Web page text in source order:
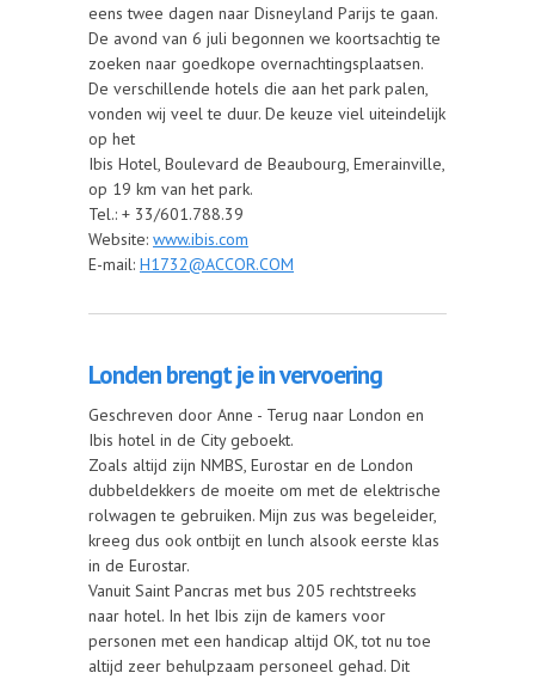
eens twee dagen naar Disneyland Parijs te gaan.
De avond van 6 juli begonnen we koortsachtig te
zoeken naar goedkope overnachtingsplaatsen.
De verschillende hotels die aan het park palen,
vonden wij veel te duur. De keuze viel uiteindelijk
op het
Ibis Hotel, Boulevard de Beaubourg, Emerainville,
op 19 km van het park.
Tel.: + 33/601.788.39
Website: www.ibis.com
E-mail: H1732@ACCOR.COM
Londen brengt je in vervoering
Geschreven door Anne - Terug naar London en
Ibis hotel in de City geboekt.
Zoals altijd zijn NMBS, Eurostar en de London
dubbeldekkers de moeite om met de elektrische
rolwagen te gebruiken. Mijn zus was begeleider,
kreeg dus ook ontbijt en lunch alsook eerste klas
in de Eurostar.
Vanuit Saint Pancras met bus 205 rechtstreeks
naar hotel. In het Ibis zijn de kamers voor
personen met een handicap altijd OK, tot nu toe
altijd zeer behulpzaam personeel gehad. Dit